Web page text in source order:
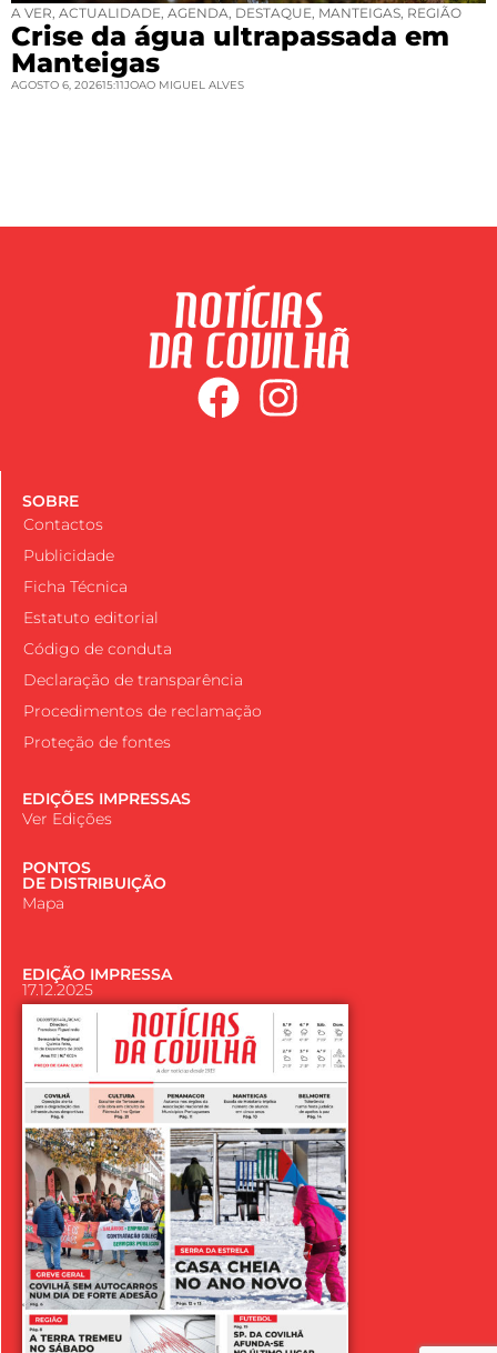
A VER, ACTUALIDADE, AGENDA, DESTAQUE, MANTEIGAS, REGIÃO
Crise da água ultrapassada em
Manteigas
AGOSTO 6, 202615:11JOAO MIGUEL ALVES
SOBRE
Contactos
Publicidade
Ficha Técnica
Estatuto editorial
Código de conduta
Declaração de transparência
Procedimentos de reclamação
Proteção de fontes
EDIÇÕES IMPRESSAS
Ver Edições
PONTOS
DE DISTRIBUIÇÃO
Mapa
EDIÇÃO IMPRESSA
17.12.2025